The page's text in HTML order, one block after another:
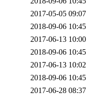
2017-05-05 09:07
2018-09-06 10:45
2017-06-13 10:00
2018-09-06 10:45
2017-06-13 10:02
2018-09-06 10:45
2017-06-28 08:37